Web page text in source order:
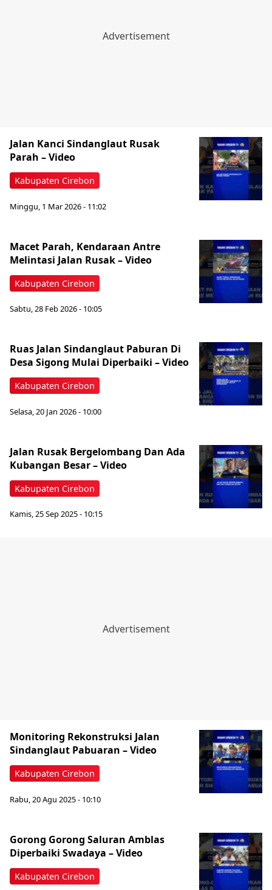
Kabupaten Cirebon
Jalan Kanci Sindanglaut Rusak
Parah – Video
Minggu, 1 Mar 2026 - 11:02
Kabupaten Cirebon
Macet Parah, Kendaraan Antre
Melintasi Jalan Rusak – Video
Sabtu, 28 Feb 2026 - 10:05
Kabupaten Cirebon
Ruas Jalan Sindanglaut Paburan Di
Desa Sigong Mulai Diperbaiki – Video
Selasa, 20 Jan 2026 - 10:00
Kabupaten Cirebon
Jalan Rusak Bergelombang Dan Ada
Kubangan Besar – Video
Kamis, 25 Sep 2025 - 10:15
Kabupaten Cirebon
Monitoring Rekonstruksi Jalan
Sindanglaut Pabuaran – Video
Rabu, 20 Agu 2025 - 10:10
Kabupaten Cirebon
Gorong Gorong Saluran Amblas
Diperbaiki Swadaya – Video